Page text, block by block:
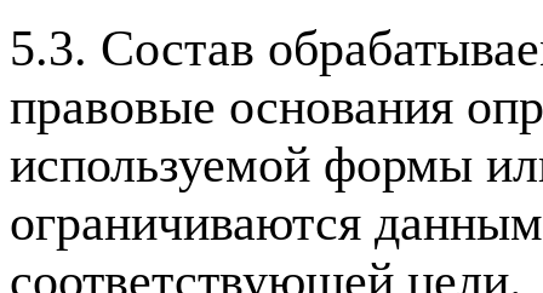
5.3. Состав
правовые основания
используемой формы
ограничиваются
соответствующей цели.